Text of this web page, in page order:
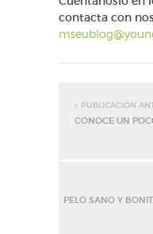
contacta con
« PUBLICACIÓN
CONOCE UN
PELO SANO Y